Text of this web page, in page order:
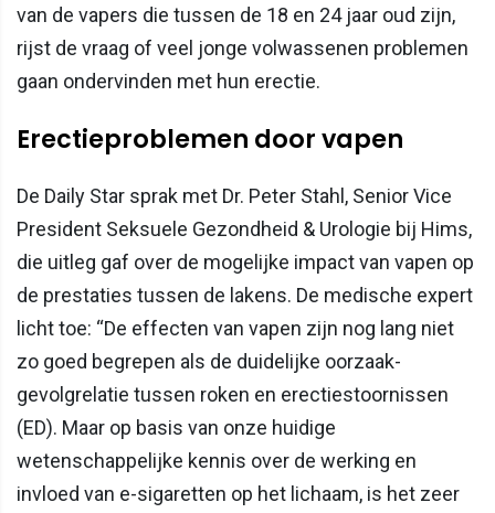
van de vapers die tussen de 18 en 24 jaar oud zijn,
rijst de vraag of veel jonge volwassenen problemen
gaan ondervinden met hun erectie.
Erectieproblemen door vapen
De Daily Star sprak met Dr. Peter Stahl, Senior Vice
President Seksuele Gezondheid & Urologie bij Hims,
die uitleg gaf over de mogelijke impact van vapen op
de prestaties tussen de lakens. De medische expert
licht toe: “De effecten van vapen zijn nog lang niet
zo goed begrepen als de duidelijke oorzaak-
gevolgrelatie tussen roken en erectiestoornissen
(ED). Maar op basis van onze huidige
wetenschappelijke kennis over de werking en
invloed van e-sigaretten op het lichaam, is het zeer